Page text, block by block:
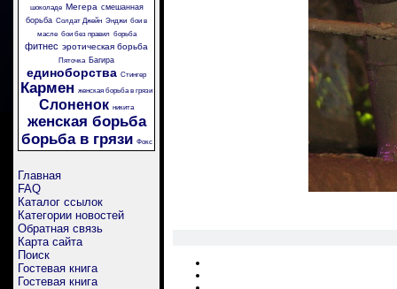
шоколаде Мегера смешанная
борьба Солдат Джейн Энджи бои в
масле бои без правил борьба
фитнес эротическая борьба
Пяточка Багира
единоборства Стингер
Кармен женская борьба в грязи
Слоненок никита
женская борьба
борьба в грязи Фокс
Главная
FAQ
Каталог ссылок
Категории новостей
Обратная связь
Карта сайта
Поиск
Гостевая книга
Гостевая книга